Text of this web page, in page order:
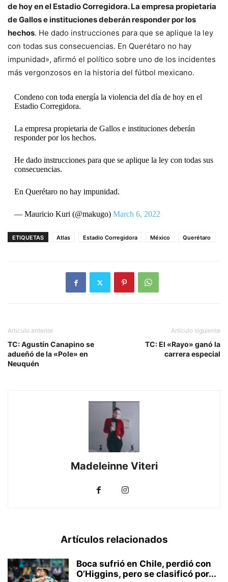
de hoy en el Estadio Corregidora. La empresa propietaria
de Gallos e instituciones deberán responder por los
hechos. He dado instrucciones para que se aplique la ley
con todas sus consecuencias. En Querétaro no hay
impunidad», afirmó el político sobre uno de los incidentes
más vergonzosos en la historia del fútbol mexicano.
Condeno con toda energía la violencia del día de hoy en el
Estadio Corregidora.
La empresa propietaria de Gallos e instituciones deberán
responder por los hechos.
He dado instrucciones para que se aplique la ley con todas sus
consecuencias.
En Querétaro no hay impunidad.
— Mauricio Kuri (@makugo) March 6, 2022
ETIQUETAS Atlas Estadio Corregidora México Querétaro
Artículo anterior
TC: Agustín Canapino se
adueñó de la «Pole» en
Neuquén
Artículo siguiente
TC: El «Rayo» ganó la
carrera especial
Madeleinne Viteri
Artículos relacionados
Boca sufrió en Chile, perdió con
O’Higgins, pero se clasificó por...